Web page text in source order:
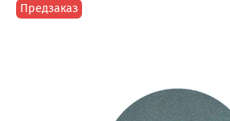
Предзаказ